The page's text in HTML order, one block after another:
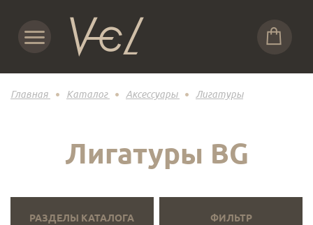
Главная Каталог Аксессуары Лигатуры
РАЗДЕЛЫ КАТАЛОГА ФИЛЬТР
Лигатуры BG